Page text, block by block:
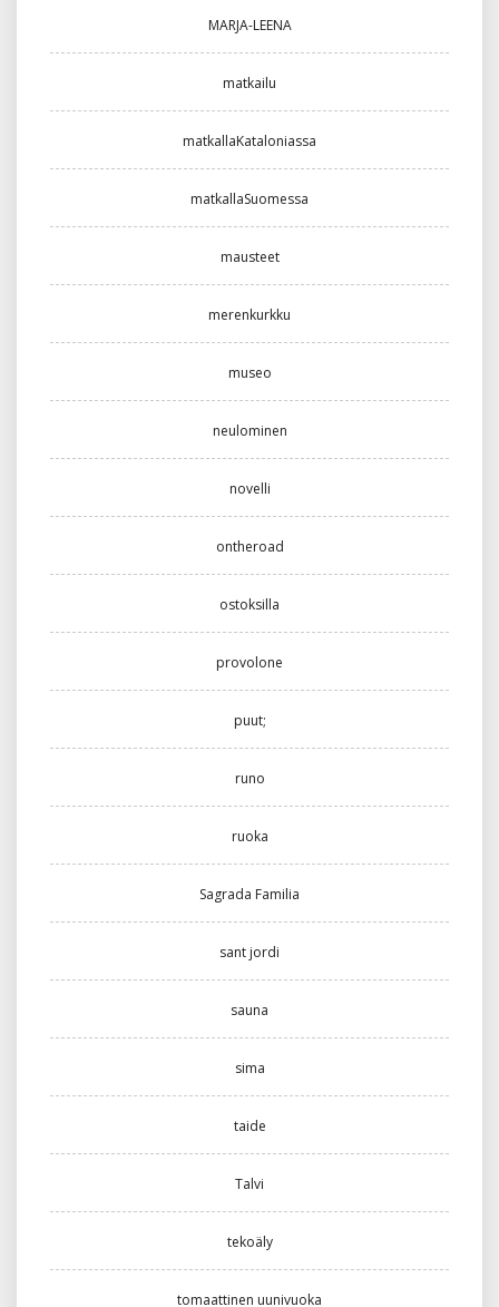
MARJA-LEENA
matkailu
matkallaKataloniassa
matkallaSuomessa
mausteet
merenkurkku
museo
neulominen
novelli
ontheroad
ostoksilla
provolone
puut;
runo
ruoka
Sagrada Familia
sant jordi
sauna
sima
taide
Talvi
tekoäly
tomaattinen uunivuoka